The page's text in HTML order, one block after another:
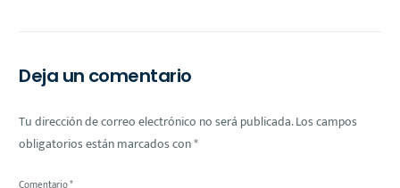
Deja un comentario
Tu dirección de correo electrónico no será publicada.Los campos
obligatorios están marcados con*